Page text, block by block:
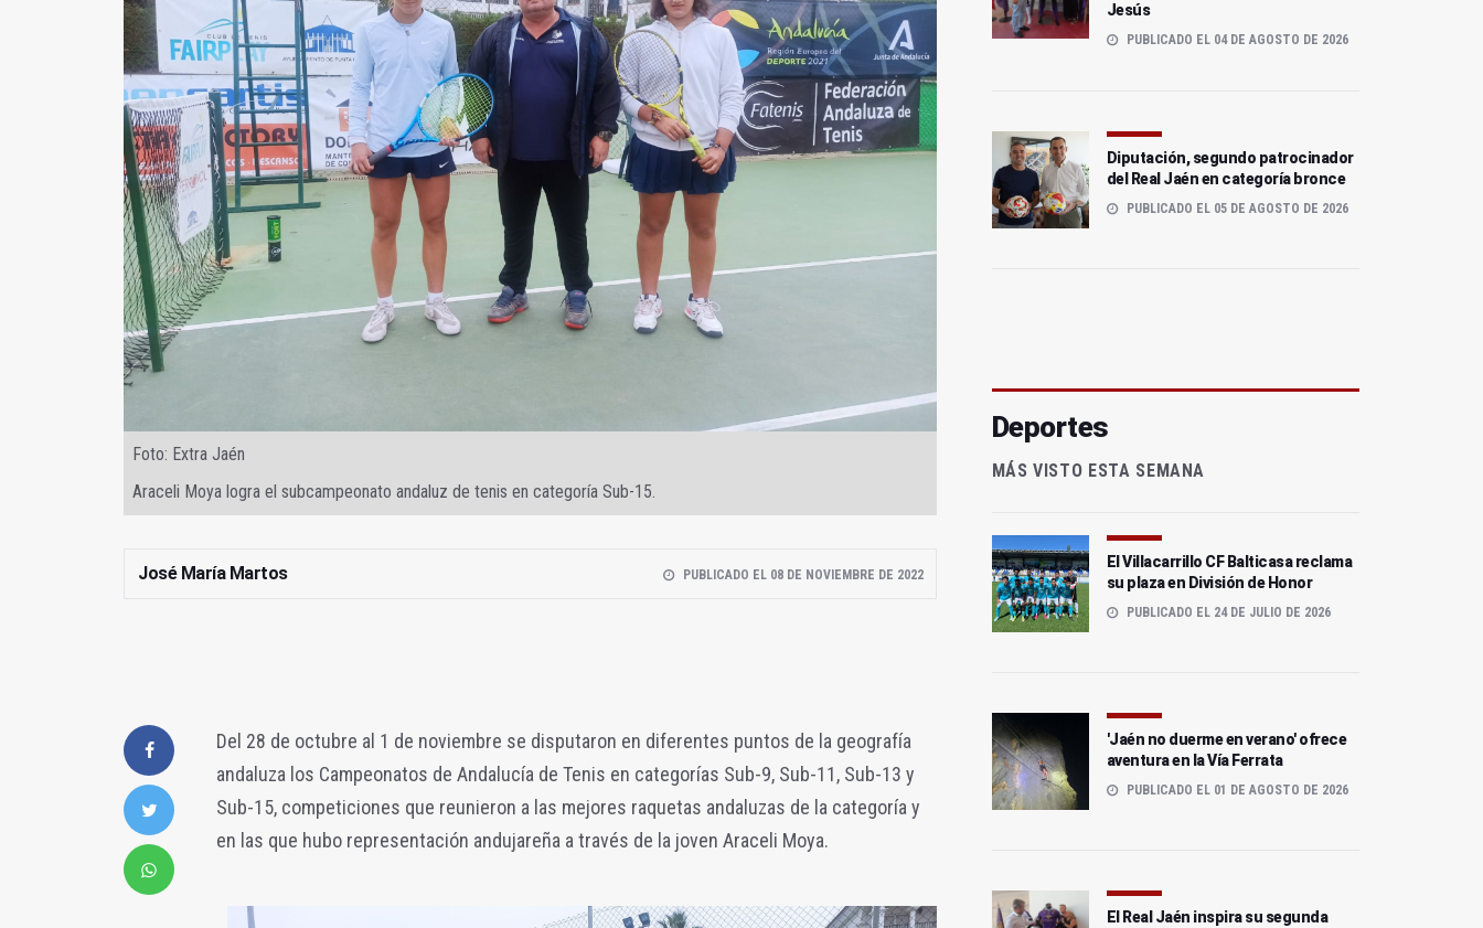
Foto: Extra Jaén
Araceli Moya logra el subcampeonato andaluz de tenis en categoría Sub-15.
José María Martos PUBLICADO EL 08 DE NOVIEMBRE DE 2022
Del 28 de octubre al 1 de noviembre se disputaron en diferentes puntos de la geografía
andaluza los Campeonatos de Andalucía de Tenis en categorías Sub-9, Sub-11, Sub-13 y
Sub-15, competiciones que reunieron a las mejores raquetas andaluzas de la categoría y
en las que hubo representación andujareña a través de la joven Araceli Moya.
Jesús
PUBLICADO EL 04 DE AGOSTO DE 2026
Diputación, segundo patrocinador
del Real Jaén en categoría bronce
PUBLICADO EL 05 DE AGOSTO DE 2026
Deportes
MÁS VISTO ESTA SEMANA
El Villacarrillo CF Balticasa reclama
su plaza en División de Honor
PUBLICADO EL 24 DE JULIO DE 2026
'Jaén no duerme en verano' ofrece
aventura en la Vía Ferrata
PUBLICADO EL 01 DE AGOSTO DE 2026
El Real Jaén inspira su segunda